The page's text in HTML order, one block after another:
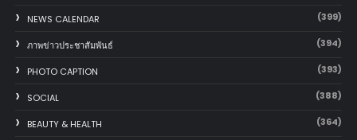
NEWS CALENDAR (399)
ภาพข่าวประชาสัมพันธ์ (394)
PHOTO CAPTION (393)
SOCIAL (388)
BEAUTY & HEALTH (364)